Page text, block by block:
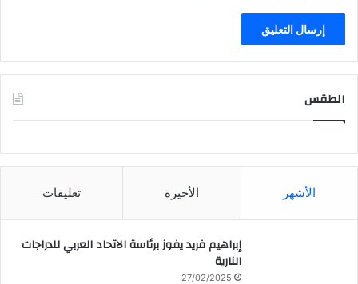
الطقس
الأشهر الأخيرة تعليقات
إبراهيم فريد يفوز برئاسة الاتحاد العربي للدراجات
النارية
27/02/2025